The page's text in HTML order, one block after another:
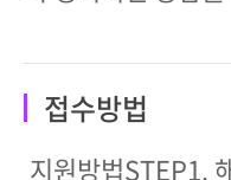
접수방법
지원방법